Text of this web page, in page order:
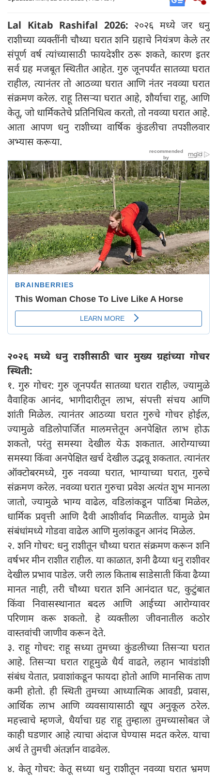
Lal Kitab Rashifal 2026: २०२६ मध्ये जर धनु
राशीच्या व्यक्तींनी चौथ्या घरात शनि ग्रहाचे नियंत्रण केले तर
संपूर्ण वर्ष त्यांच्यासाठी फायदेशीर ठरू शकते, कारण इतर
सर्व ग्रह मजबूत स्थितीत आहेत. गुरु जूनपर्यंत सातव्या घरात
राहील, त्यानंतर तो आठव्या घरात आणि नंतर नवव्या घरात
संक्रमण करेल. राहू तिसऱ्या घरात आहे, शौर्याचा राहू, आणि
केतू, जो धार्मिकतेचे प्रतिनिधित्व करतो, तो नवव्या घरात आहे.
आता आपण धनु राशीच्या वार्षिक कुंडलीचा तपशीलवार
अभ्यास करूया.
२०२६ मध्ये धनु राशीसाठी चार मुख्य ग्रहांच्या गोचर
स्थिती:
१. गुरु गोचर: गुरु जूनपर्यंत सातव्या घरात राहील, ज्यामुळे
वैवाहिक आनंद, भागीदारीतून लाभ, संपत्ती संचय आणि
शांती मिळेल. त्यानंतर आठव्या घरात गुरुचे गोचर होईल,
ज्यामुळे वडिलोपार्जित मालमत्तेतून अनपेक्षित लाभ होऊ
शकतो, परंतु समस्या देखील येऊ शकतात. आरोग्याच्या
समस्या किंवा अनपेक्षित खर्च देखील उद्भवू शकतात. त्यानंतर
ऑक्टोबरमध्ये, गुरु नवव्या घरात, भाग्याच्या घरात, गुरुचे
संक्रमण करेल. नवव्या घरात गुरुचा प्रवेश अत्यंत शुभ मानला
जातो, ज्यामुळे भाग्य वाढेल, वडिलांकडून पाठिंबा मिळेल,
धार्मिक प्रवृत्ती आणि दैवी आशीर्वाद मिळतील. यामुळे प्रेम
संबंधांमध्ये गोडवा वाढेल आणि मुलांकडून आनंद मिळेल.
२. शनि गोचर: धनु राशीतून चौथ्या घरात संक्रमण करून शनि
वर्षभर मीन राशीत राहील. या काळात, शनी ढैय्या धनु राशीवर
देखील प्रभाव पाडेल. जरी लाल किताब साडेसाती किंवा ढैय्या
मानत नाही, तरी चौथ्या घरात शनि आनंदात घट, कुटुंबात
किंवा निवासस्थानात बदल आणि आईच्या आरोग्यावर
परिणाम करू शकतो. हे व्यक्तीला जीवनातील कठोर
वास्तवांची जाणीव करून देते.
३. राहू गोचर: राहू सध्या तुमच्या कुंडलीच्या तिसऱ्या घरात
आहे. तिसऱ्या घरात राहूमुळे धैर्य वाढते, लहान भावंडांशी
संबंध येतात, प्रवाशांकडून फायदा होतो आणि मानसिक ताण
कमी होतो. ही स्थिती तुमच्या आध्यात्मिक आवडी, प्रवास,
आर्थिक लाभ आणि व्यवसायासाठी खूप अनुकूल ठरेल.
महत्त्वाचे म्हणजे, धैर्याचा ग्रह राहू तुम्हाला तुमच्यासोबत जे
काही घडणार आहे त्याचा अंदाज घेण्यास मदत करेल. याचा
अर्थ ते तुमची अंतर्ज्ञान वाढवेल.
४. केतू गोचर: केतू सध्या धनु राशीतून नवव्या घरात भ्रमण